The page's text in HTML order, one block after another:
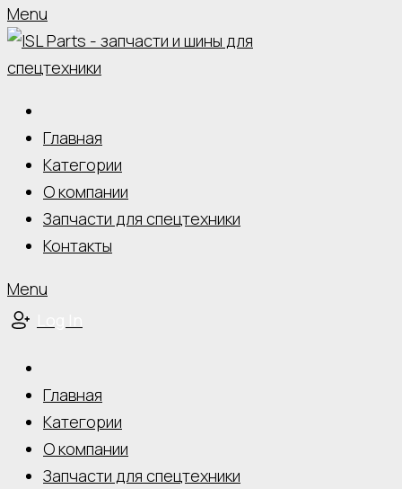
Menu
Главная
Категории
О компании
Запчасти для спецтехники
Контакты
Menu
Главная
Категории
О компании
Запчасти для спецтехники